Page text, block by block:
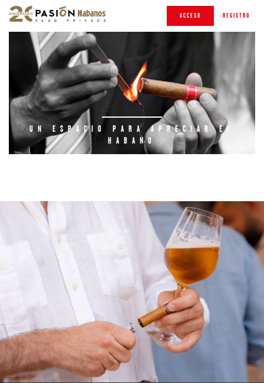
ACCESO REGISTRO
UN ESPACIO PARA APRECIAR EL
HABANO